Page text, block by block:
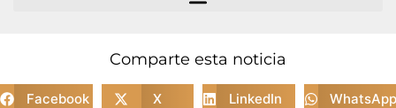
Comparte esta noticia
Facebook X LinkedIn WhatsApp